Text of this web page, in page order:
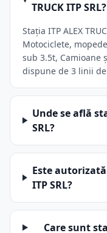
TRUCK ITP SRL?
Stația ITP ALEX
Motociclete,
sub 3.5t, Camioane
dispune de 3 linii
Unde se află
SRL?
Este autorizată
ITP SRL?
Care sunt